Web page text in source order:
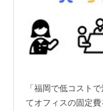
「福岡で低コスト
てオフィスの固定